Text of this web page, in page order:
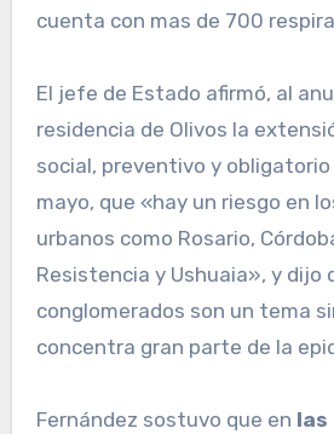
cuenta con mas de 700
El jefe de Estado afirmó, al
residencia de Olivos la
social, preventivo y obligatorio
mayo, que «hay un riesgo en
urbanos como Rosario,
Resistencia y Ushuaia», y dijo
conglomerados son un tema
concentra gran parte de la
Fernández sostuvo que en las